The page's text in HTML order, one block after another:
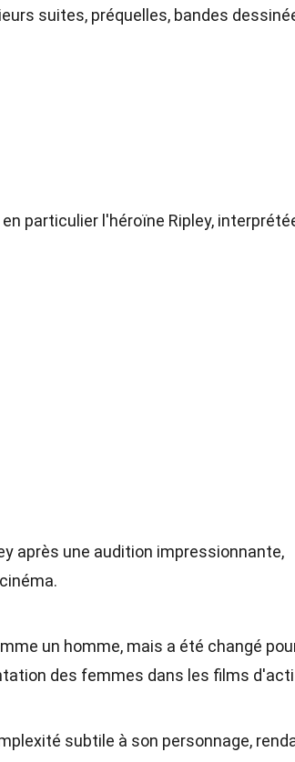
suites, préquelles, bandes
particulier l'héroïne Ripley,
après une audition impressionnante,
un homme, mais a été changé
des femmes dans les films
subtile à son personnage,